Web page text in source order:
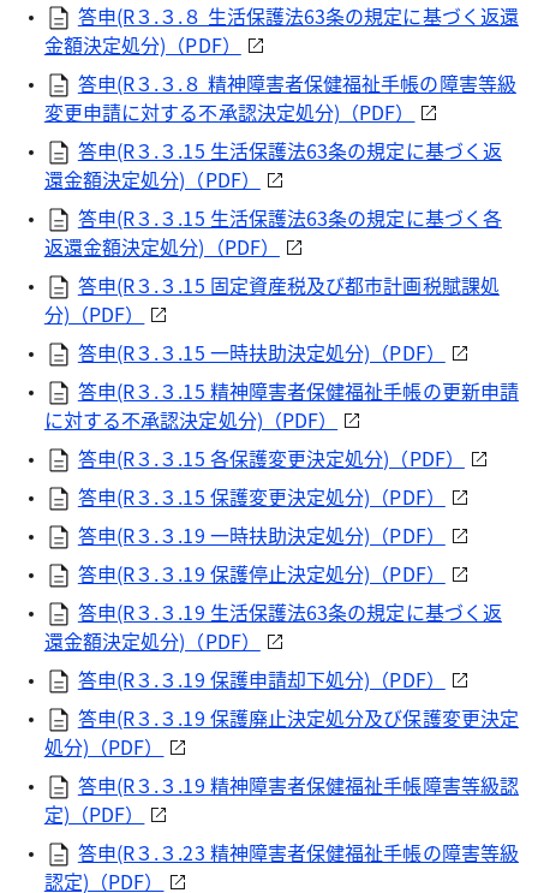
答申(R３.３.８ 生活保護法63条の規定に基づく返還
金額決定処分)（PDF）
答申(R３.３.８ 精神障害者保健福祉手帳の障害等級
変更申請に対する不承認決定処分)（PDF）
答申(R３.３.15 生活保護法63条の規定に基づく返
還金額決定処分)（PDF）
答申(R３.３.15 生活保護法63条の規定に基づく各
返還金額決定処分)（PDF）
答申(R３.３.15 固定資産税及び都市計画税賦課処
分)（PDF）
答申(R３.３.15 一時扶助決定処分)（PDF）
答申(R３.３.15 精神障害者保健福祉手帳の更新申請
に対する不承認決定処分)（PDF）
答申(R３.３.15 各保護変更決定処分)（PDF）
答申(R３.３.15 保護変更決定処分)（PDF）
答申(R３.３.19 一時扶助決定処分)（PDF）
答申(R３.３.19 保護停止決定処分)（PDF）
答申(R３.３.19 生活保護法63条の規定に基づく返
還金額決定処分)（PDF）
答申(R３.３.19 保護申請却下処分)（PDF）
答申(R３.３.19 保護廃止決定処分及び保護変更決定
処分)（PDF）
答申(R３.３.19 精神障害者保健福祉手帳障害等級認
定)（PDF）
答申(R３.３.23 精神障害者保健福祉手帳の障害等級
認定)（PDF）